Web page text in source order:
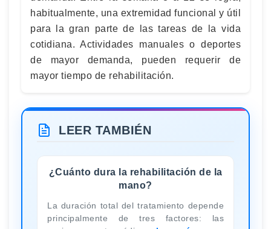
habitualmente, una extremidad funcional y útil
para la gran parte de las tareas de la vida
cotidiana. Actividades manuales o deportes
de mayor demanda, pueden requerir de
mayor tiempo de rehabilitación.
LEER TAMBIÉN
¿Cuánto dura la rehabilitación de la
mano?
La duración total del tratamiento depende
principalmente de tres factores: las